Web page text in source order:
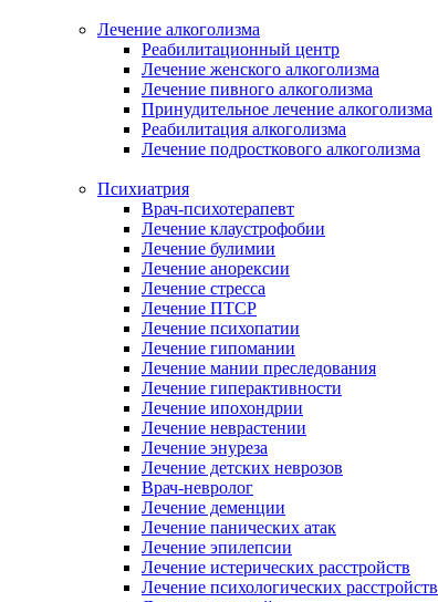
Лечение алкоголизма
Реабилитационный центр
Лечение женского алкоголизма
Лечение пивного алкоголизма
Принудительное лечение алкоголизма
Реабилитация алкоголизма
Лечение подросткового алкоголизма
Психиатрия
Врач-психотерапевт
Лечение клаустрофобии
Лечение булимии
Лечение анорексии
Лечение стресса
Лечение ПТСР
Лечение психопатии
Лечение гипомании
Лечение мании преследования
Лечение гиперактивности
Лечение ипохондрии
Лечение неврастении
Лечение энуреза
Лечение детских неврозов
Врач-невролог
Лечение деменции
Лечение панических атак
Лечение эпилепсии
Лечение истерических расстройств
Лечение психологических расстройств